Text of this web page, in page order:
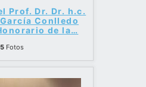
Prof. Dr. Dr. h.c.
Conlledo
de la…
Fotos